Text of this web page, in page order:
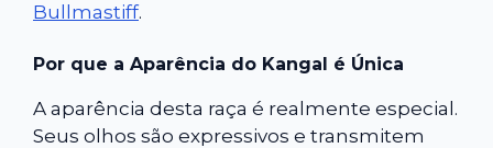
Bullmastiff.
Por que a Aparência do Kangal é Única
A aparência desta raça é realmente especial.
Seus olhos são expressivos e transmitem